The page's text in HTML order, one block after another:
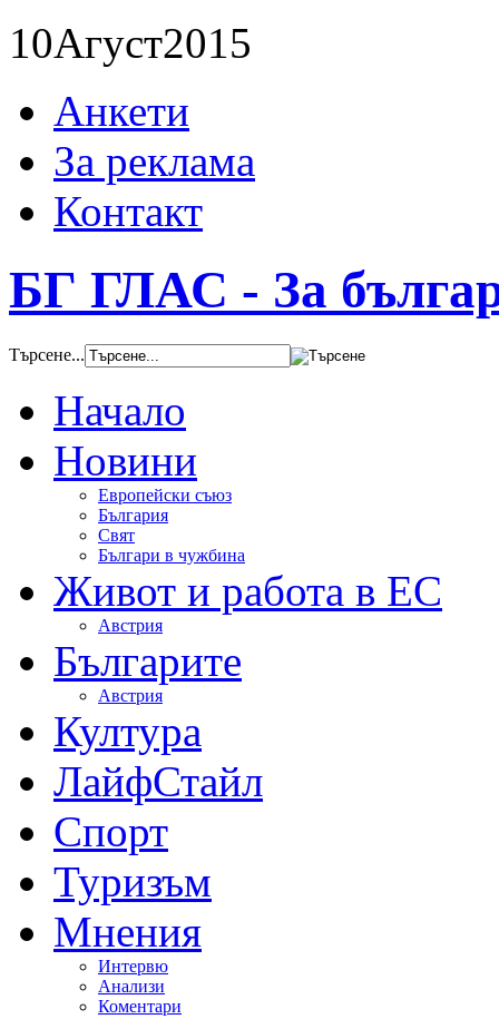
10Агуст2015
Анкети
За реклама
Контакт
БГ ГЛАС - За
Търсене...
Начало
Новини
Европейски съюз
България
Свят
Българи в чужбина
Живот и работа в ЕС
Австрия
Българите
Австрия
Култура
ЛайфСтайл
Спорт
Туризъм
Мнения
Интервю
Анализи
Коментари